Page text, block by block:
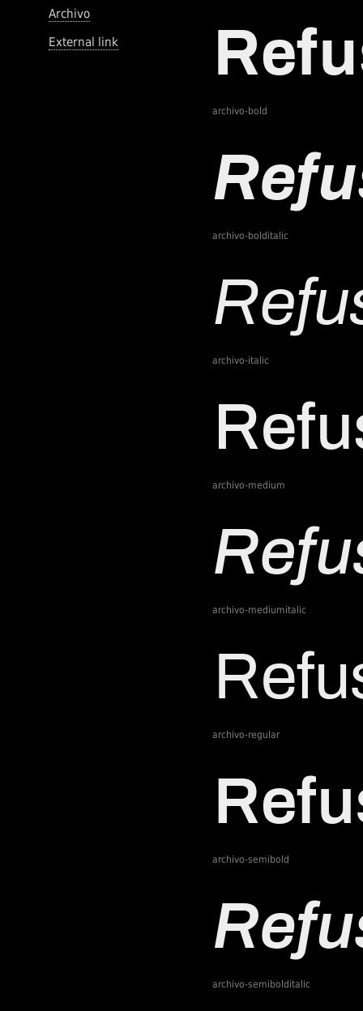
Archivo
External link
archivo-bold
archivo-bolditalic
archivo-italic
archivo-medium
archivo-mediumitalic
archivo-regular
archivo-semibold
archivo-semibolditalic